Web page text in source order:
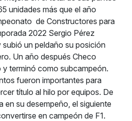
unidades más que el año
de Constructores para
2022 Sergio Pérez
un peldaño su posición
Un año después Checo
terminó como subcampeón.
fueron importantes para
título al hilo por equipos. De
en su desempeño, el siguiente
en campeón de F1.